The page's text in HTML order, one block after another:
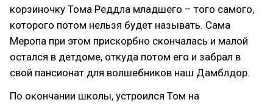
корзиночку Тома Реддла младшего – того самого,
которого потом нельзя будет называть. Сама
Меропа при этом прискорбно скончалась и малой
остался в детдоме, откуда потом его и забрал в
свой пансионат для волшебников наш Дамблдор.
По окончании школы, устроился Том на